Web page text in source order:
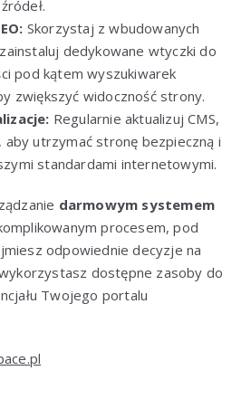
Skorzystaj z wbudowanych
dedykowane wtyczki do
pod kątem wyszukiwarek
zwiększyć widoczność strony.
Regularnie aktualizuj CMS,
utrzymać stronę bezpieczną i
standardami internetowymi.
darmowym systemem
procesem, pod
odpowiednie decyzje na
dostępne zasoby do
Twojego portalu